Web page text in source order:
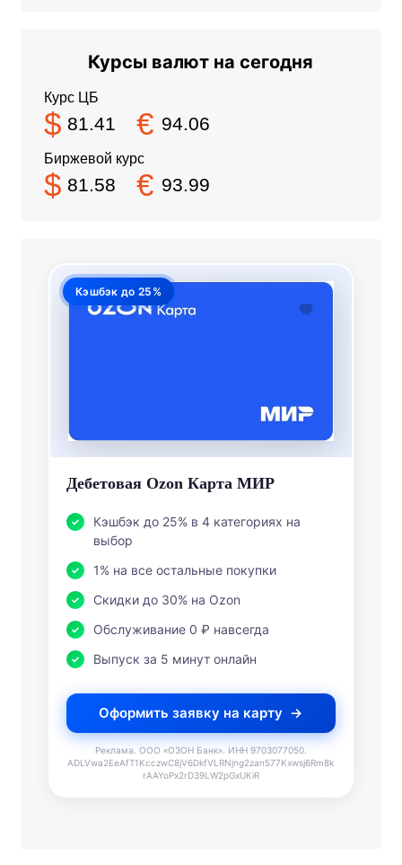
Курсы валют на сегодня
Курс ЦБ
$ 81.41 € 94.06
Биржевой курс
$ 81.58 € 93.99
Кэшбэк до 25%
Дебетовая Ozon Карта МИР
Кэшбэк до 25% в 4 категориях на
выбор
1% на все остальные покупки
Скидки до 30% на Ozon
Обслуживание 0 ₽ навсегда
Выпуск за 5 минут онлайн
Оформить заявку на карту
Реклама. ООО «ОЗОН Банк». ИНН 9703077050.
ADLVwa2EeAfT1KcczwC8jV6DkfVLRNjng2zan577Kxwsj6Rm8k
rAAYoPx2rD39LW2pGxUKiR